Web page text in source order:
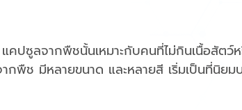
จากพืชนั้นเหมาะกับคนที่ไม่กินเนื้อสัตว์หรื
พืช มีหลายขนาด และหลายสี เริ่มเป็นที่นิยม